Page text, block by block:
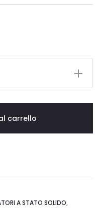
carrello
A STATO SOLIDO,